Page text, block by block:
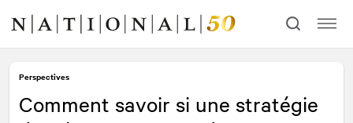
contenu
navigation
Perspectives
Comment savoir si une stratégie